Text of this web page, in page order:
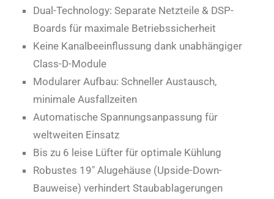
Dual-Technology: Separate Netzteile & DSP-
Boards für maximale Betriebssicherheit
Keine Kanalbeeinflussung dank unabhängiger
Class-D-Module
Modularer Aufbau: Schneller Austausch,
minimale Ausfallzeiten
Automatische Spannungsanpassung für
weltweiten Einsatz
Bis zu 6 leise Lüfter für optimale Kühlung
Robustes 19″ Alugehäuse (Upside-Down-
Bauweise) verhindert Staubablagerungen